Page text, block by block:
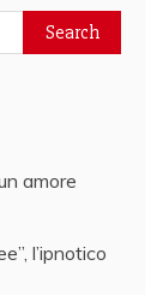
amore
l’ipnotico